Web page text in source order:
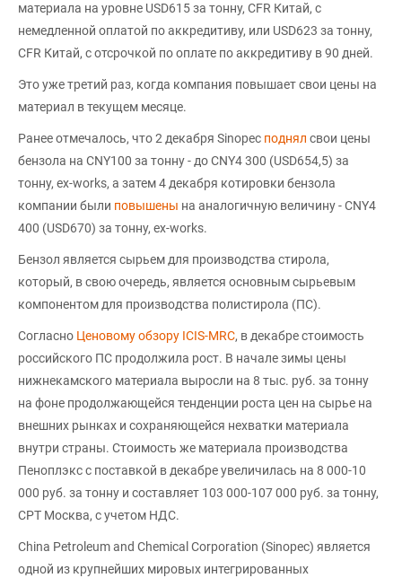
материала на уровне USD615 за тонну, CFR Китай, с
немедленной оплатой по аккредитиву, или USD623 за тонну,
CFR Китай, с отсрочкой по оплате по аккредитиву в 90 дней.
Это уже третий раз, когда компания повышает свои цены на
материал в текущем месяце.
Ранее отмечалось, что 2 декабря Sinopec поднял свои цены
бензола на CNY100 за тонну - до CNY4 300 (USD654,5) за
тонну, ex-works, а затем 4 декабря котировки бензола
компании были повышены на аналогичную величину - CNY4
400 (USD670) за тонну, ex-works.
Бензол является сырьем для производства стирола,
который, в свою очередь, является основным сырьевым
компонентом для производства полистирола (ПС).
Согласно Ценовому обзору ICIS-MRC, в декабре стоимость
российского ПС продолжила рост. В начале зимы цены
нижнекамского материала выросли на 8 тыс. руб. за тонну
на фоне продолжающейся тенденции роста цен на сырье на
внешних рынках и сохраняющейся нехватки материала
внутри страны. Стоимость же материала производства
Пеноплэкс с поставкой в декабре увеличилась на 8 000-10
000 руб. за тонну и составляет 103 000-107 000 руб. за тонну,
CPT Москва, с учетом НДС.
China Petroleum and Chemical Corporation (Sinopec) является
одной из крупнейших мировых интегрированных